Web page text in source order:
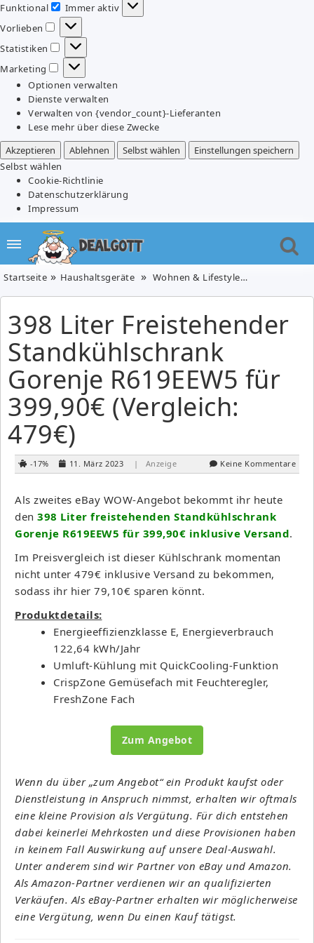
Funktional
Funktional
Immer aktiv
Vorlieben
Vorlieben
Statistiken
Statistiken
Marketing
Marketing
Optionen verwalten
Dienste verwalten
Verwalten von {vendor_count}-Lieferanten
Lese mehr über diese Zwecke
Akzeptieren
Ablehnen Selbst wählen
Einstellungen speichern
Selbst wählen
Cookie-Richtlinie
Datenschutzerklärung
Impressum
Startseite Haushaltsgeräte Wohnen & Lifestyle
398 Liter Freistehender
Standkühlschrank
Gorenje R619EEW5 für
399,90€ (Vergleich:
479€)
-17% 11. März 2023 | Anzeige Keine Kommentare
Als zweites eBay WOW-Angebot bekommt ihr heute
den 398 Liter freistehenden Standkühlschrank
Gorenje R619EEW5 für 399,90€ inklusive Versand.
Im Preisvergleich ist dieser Kühlschrank momentan
nicht unter 479€ inklusive Versand zu bekommen,
sodass ihr hier 79,10€ sparen könnt.
Produktdetails:
Energieeffizienzklasse E, Energieverbrauch
122,64 kWh/Jahr
Umluft-Kühlung mit QuickCooling-Funktion
CrispZone Gemüsefach mit Feuchteregler,
FreshZone Fach
Zum Angebot
Wenn du über „zum Angebot“ ein Produkt kaufst oder
Dienstleistung in Anspruch nimmst, erhalten wir oftmals
eine kleine Provision als Vergütung. Für dich entstehen
dabei keinerlei Mehrkosten und diese Provisionen haben
in keinem Fall Auswirkung auf unsere Deal-Auswahl.
Unter anderem sind wir Partner von eBay und Amazon.
Als Amazon-Partner verdienen wir an qualifizierten
Verkäufen. Als eBay-Partner erhalten wir möglicherweise
eine Vergütung, wenn Du einen Kauf tätigst.